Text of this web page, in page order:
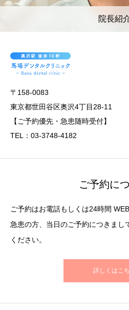
院長紹
〒158-0083
東京都世田谷区奥沢4丁目28-11
【ご予約優先・急患随時受付】
TEL：03-3748-4182
ご予約に
ご予約はお電話もしくは24時間
急患の方、当日のご予約につきまし
ください。
詳しくはこ